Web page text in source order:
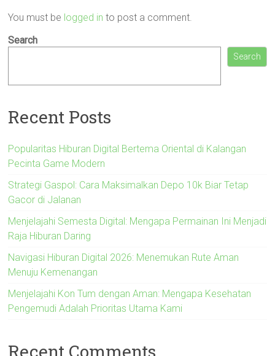
You must be logged in to post a comment.
Search
Search
Recent Posts
Popularitas Hiburan Digital Bertema Oriental di Kalangan
Pecinta Game Modern
Strategi Gaspol: Cara Maksimalkan Depo 10k Biar Tetap
Gacor di Jalanan
Menjelajahi Semesta Digital: Mengapa Permainan Ini Menjadi
Raja Hiburan Daring
Navigasi Hiburan Digital 2026: Menemukan Rute Aman
Menuju Kemenangan
Menjelajahi Kon Tum dengan Aman: Mengapa Kesehatan
Pengemudi Adalah Prioritas Utama Kami
Recent Comments